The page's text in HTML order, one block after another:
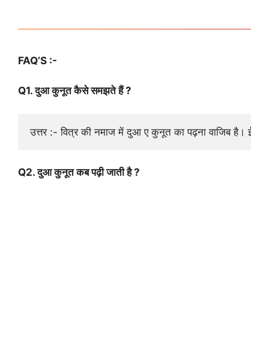
FAQ’S :-
Q1. दुआ कुनूत कैसे समझते हैं ?
उत्तर :- वित्र की नमाज में दुआ ए कुनूत का पढ़ना वाजिब है।
Q2. दुआ कुनूत कब पढ़ी जाती है ?